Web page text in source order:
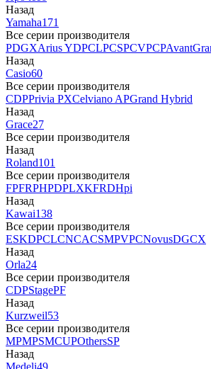
Назад
Yamaha171
Все серии производителя
PDGXArius YDPCLPCSPCVPCP
Назад
Casio60
Все серии производителя
CDPPrivia PXCelviano APGrand Hybrid
Назад
Grace27
Все серии производителя
Назад
Roland101
Все серии производителя
FPFRPHPDPLXKFRDHpi
Назад
Kawai138
Все серии производителя
ESKDPCLCNCACSMPVPCNovusDGCX
Назад
Orla24
Все серии производителя
CDPStagePF
Назад
Kurzweil53
Все серии производителя
MPMPSMCUPOthersSP
Назад
Medeli49